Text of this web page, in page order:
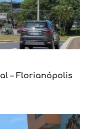
– Florianópolis